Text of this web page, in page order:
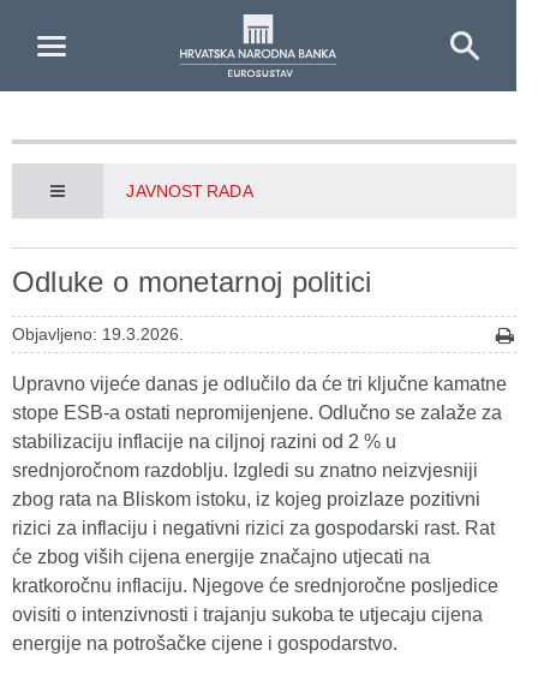
JAVNOST RADA
Odluke o monetarnoj politici
Objavljeno: 19.3.2026.
Upravno vijeće danas je odlučilo da će tri ključne kamatne
stope ESB‑a ostati nepromijenjene. Odlučno se zalaže za
stabilizaciju inflacije na ciljnoj razini od 2 % u
srednjoročnom razdoblju. Izgledi su znatno neizvjesniji
zbog rata na Bliskom istoku, iz kojeg proizlaze pozitivni
rizici za inflaciju i negativni rizici za gospodarski rast. Rat
će zbog viših cijena energije značajno utjecati na
kratkoročnu inflaciju. Njegove će srednjoročne posljedice
ovisiti o intenzivnosti i trajanju sukoba te utjecaju cijena
energije na potrošačke cijene i gospodarstvo.